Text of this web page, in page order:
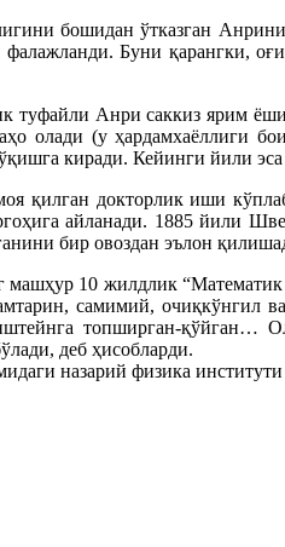
бошидан ўтказган
Буни қарангки,
туфайли Анри саккиз ярим
олади (у ҳардамхаёллиги
киради. Кейинги йили
қилган докторлик иши
айланади. 1885 йили
бир овоздан эълон
машҳур 10 жилдлик
самимий, очиқкўнгил
топширган-қўйган…
деб ҳисобларди.
назарий физика